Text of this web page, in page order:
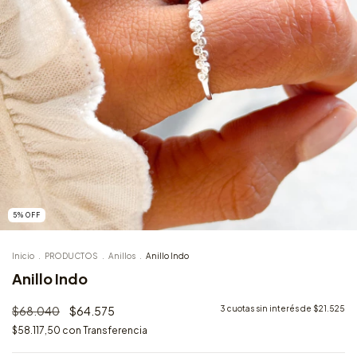
5% OFF
Inicio PRODUCTOS Anillos Anillo Indo
Anillo Indo
$68.040 $64.575 3 cuotas sin interés de $21.525
$58.117,50 con Transferencia